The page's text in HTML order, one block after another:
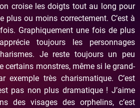
croise les doigts tout au long pour
plus ou moins correctement. C’est à
Graphiquement une fois de plus
toujours les personnages
Je reste toujours un peu
certains monstres, même si le grand-
exemple très charismatique. C’est
pas non plus dramatique ! J’aime
des visages des orphelins, c’est